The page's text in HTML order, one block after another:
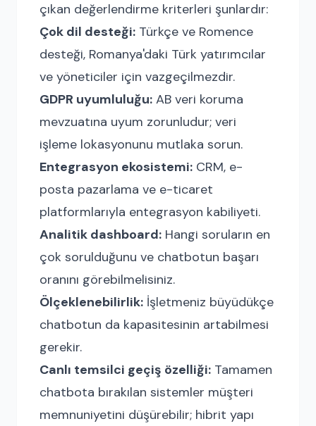
çıkan değerlendirme kriterleri şunlardır:
Çok dil desteği: Türkçe ve Romence
desteği, Romanya'daki Türk yatırımcılar
ve yöneticiler için vazgeçilmezdir.
GDPR uyumluluğu: AB veri koruma
mevzuatına uyum zorunludur; veri
işleme lokasyonunu mutlaka sorun.
Entegrasyon ekosistemi: CRM, e-
posta pazarlama ve e-ticaret
platformlarıyla entegrasyon kabiliyeti.
Analitik dashboard: Hangi soruların en
çok sorulduğunu ve chatbotun başarı
oranını görebilmelisiniz.
Ölçeklenebilirlik: İşletmeniz büyüdükçe
chatbotun da kapasitesinin artabilmesi
gerekir.
Canlı temsilci geçiş özelliği: Tamamen
chatbota bırakılan sistemler müşteri
memnuniyetini düşürebilir; hibrit yapı